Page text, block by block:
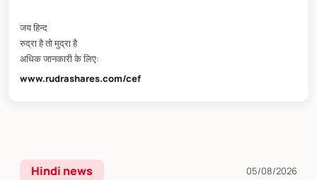
जय हिन्द
रुद्रा है तो मुद्रा है
अधिक जानकारी के लिए:
www.rudrashares.com/cef
Hindi news
05/08/2026